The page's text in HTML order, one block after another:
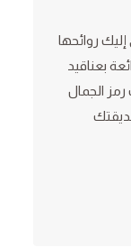
روائحها
بعناقيد
رمز الجمال